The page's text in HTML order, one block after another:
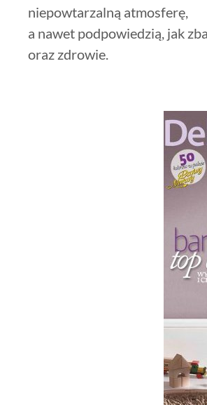
niepowtarzalną atmosferę,
a nawet podpowiedzią, jak
oraz zdrowie.